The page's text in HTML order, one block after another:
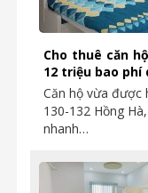
Cho thuê căn
12 triệu bao phí
Căn hộ vừa được
130-132 Hồng
nhanh…